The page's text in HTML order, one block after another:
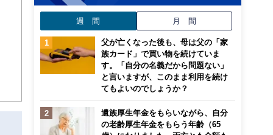
週 間 月 間
父が亡くなった後も、母は父の「家
族カード」で買い物を続けていま
す。「自分の名義だから問題ない」
と言いますが、このまま利用を続け
てもよいのでしょうか？
遺族厚生年金をもらいながら、自分
の老齢厚生年金をもらう年齢（65